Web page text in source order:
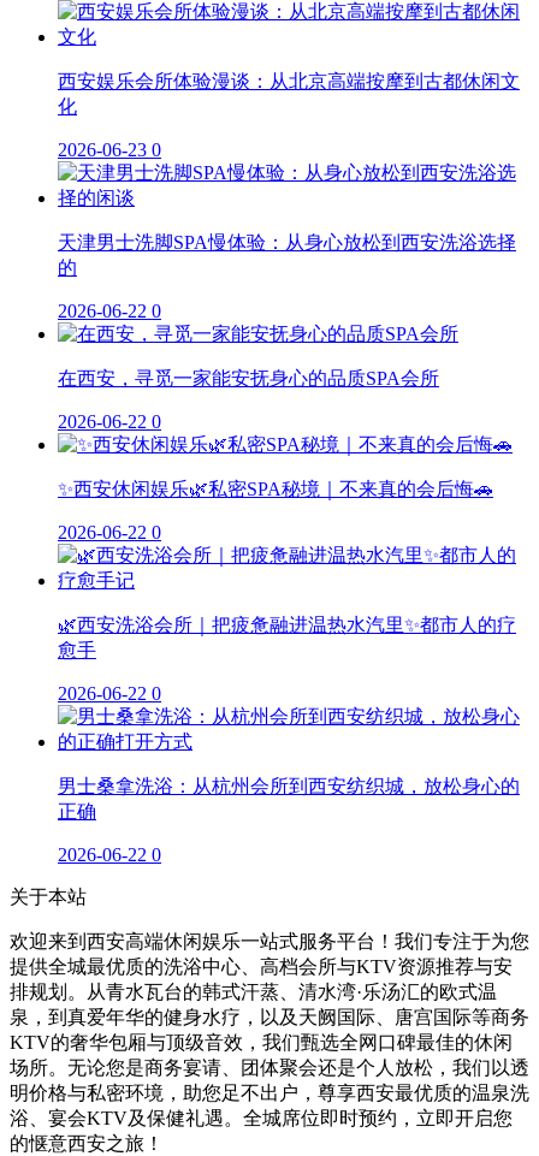
西安娱乐会所体验漫谈：从北京高端按摩到古都休闲文
化
2026-06-23 0
天津男士洗脚SPA慢体验：从身心放松到西安洗浴选择
的
2026-06-22 0
在西安，寻觅一家能安抚身心的品质SPA会所
2026-06-22 0
✨西安休闲娱乐🌿私密SPA秘境｜不来真的会后悔🚗
2026-06-22 0
🌿西安洗浴会所｜把疲惫融进温热水汽里✨都市人的疗
愈手
2026-06-22 0
男士桑拿洗浴：从杭州会所到西安纺织城，放松身心的
正确
2026-06-22 0
关于本站
欢迎来到西安高端休闲娱乐一站式服务平台！我们专注于为您
提供全城最优质的洗浴中心、高档会所与KTV资源推荐与安
排规划。从青水瓦台的韩式汗蒸、清水湾·乐汤汇的欧式温
泉，到真爱年华的健身水疗，以及天阙国际、唐宫国际等商务
KTV的奢华包厢与顶级音效，我们甄选全网口碑最佳的休闲
场所。无论您是商务宴请、团体聚会还是个人放松，我们以透
明价格与私密环境，助您足不出户，尊享西安最优质的温泉洗
浴、宴会KTV及保健礼遇。全城席位即时预约，立即开启您
的惬意西安之旅！